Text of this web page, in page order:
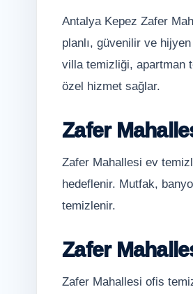
Antalya Kepez Zafer
planlı, güvenilir ve
villa temizliği, apartman
özel hizmet sağlar.
Zafer
Zafer Mahallesi ev
hedeflenir. Mutfak,
temizlenir.
Zafer
Zafer Mahallesi ofis